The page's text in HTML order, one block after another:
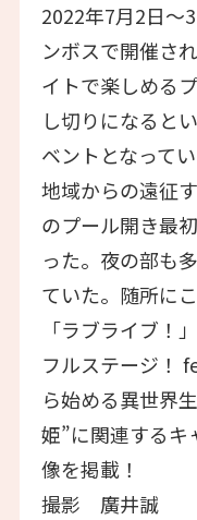
2022年7月2日〜
ンボスで開催さ
イトで楽しめる
し切りになると
ベントとなって
地域からの遠征
のプール開き最
った。夜の部も
ていた。随所に
「ラブライブ！
フルステージ！
ら始める異世界
姫”に関連するキ
像を掲載！
撮影 廣井誠